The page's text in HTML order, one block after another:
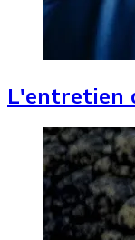
L'entretien
Image